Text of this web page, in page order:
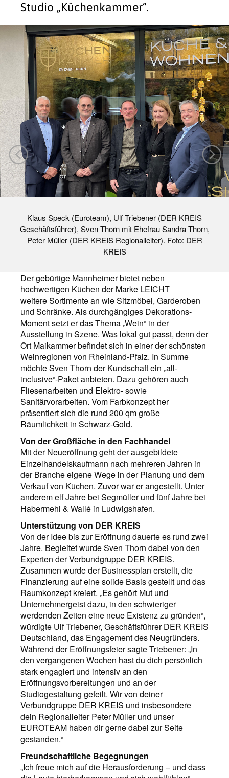
Studio „Küchenkammer“.
Klaus Speck (Euroteam), Ulf Triebener (DER KREIS
Geschäftsführer), Sven Thorn mit Ehefrau Sandra Thorn,
Peter Müller (DER KREIS Regionalleiter). Foto: DER
KREIS
Der gebürtige Mannheimer bietet neben
hochwertigen Küchen der Marke LEICHT
weitere Sortimente an wie Sitzmöbel, Garderoben
und Schränke. Als durchgängiges Dekorations-
Moment setzt er das Thema „Wein“ in der
Ausstellung in Szene. Was lokal gut passt, denn der
Ort Maikammer befindet sich in einer der schönsten
Weinregionen von Rheinland-Pfalz. In Summe
möchte Sven Thorn der Kundschaft ein „all-
inclusive“-Paket anbieten. Dazu gehören auch
Fliesenarbeiten und Elektro- sowie
Sanitärvorarbeiten. Vom Farbkonzept her
präsentiert sich die rund 200 qm große
Räumlichkeit in Schwarz-Gold.
Von der Großfläche in den Fachhandel
Mit der Neueröffnung geht der ausgebildete
Einzelhandelskaufmann nach mehreren Jahren in
der Branche eigene Wege in der Planung und dem
Verkauf von Küchen. Zuvor war er angestellt. Unter
anderem elf Jahre bei Segmüller und fünf Jahre bei
Habermehl & Wallé in Ludwigshafen.
Unterstützung von DER KREIS
Von der Idee bis zur Eröffnung dauerte es rund zwei
Jahre. Begleitet wurde Sven Thorn dabei von den
Experten der Verbundgruppe DER KREIS.
Zusammen wurde der Businessplan erstellt, die
Finanzierung auf eine solide Basis gestellt und das
Raumkonzept kreiert. „Es gehört Mut und
Unternehmergeist dazu, in den schwieriger
werdenden Zeiten eine neue Existenz zu gründen“,
würdigte Ulf Triebener, Geschäftsführer DER KREIS
Deutschland, das Engagement des Neugründers.
Während der Eröffnungsfeier sagte Triebener: „In
den vergangenen Wochen hast du dich persönlich
stark engagiert und intensiv an den
Eröffnungsvorbereitungen und an der
Studiogestaltung gefeilt. Wir von deiner
Verbundgruppe DER KREIS und insbesondere
dein Regionalleiter Peter Müller und unser
EUROTEAM haben dir gerne dabei zur Seite
gestanden.“
Freundschaftliche Begegnungen
„Ich freue mich auf die Herausforderung – und dass